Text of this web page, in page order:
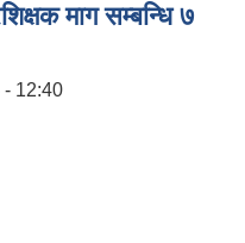
माग सम्बन्धि ७
- 12:40